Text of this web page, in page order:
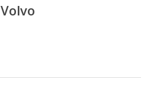
Volvo